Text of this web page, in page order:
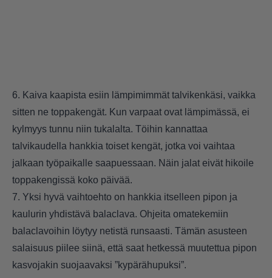
6. Kaiva kaapista esiin lämpimimmät talvikenkäsi, vaikka
sitten ne toppakengät. Kun varpaat ovat lämpimässä, ei
kylmyys tunnu niin tukalalta. Töihin kannattaa
talvikaudella hankkia toiset kengät, jotka voi vaihtaa
jalkaan työpaikalle saapuessaan. Näin jalat eivät hikoile
toppakengissä koko päivää.
7. Yksi hyvä vaihtoehto on hankkia itselleen pipon ja
kaulurin yhdistävä balaclava. Ohjeita omatekemiin
balaclavoihin löytyy netistä runsaasti. Tämän asusteen
salaisuus piilee siinä, että saat hetkessä muutettua pipon
kasvojakin suojaavaksi ”kypärähupuksi”.